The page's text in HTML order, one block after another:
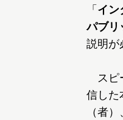
「 イン
パブリ
説明が
スピ
信した
（者